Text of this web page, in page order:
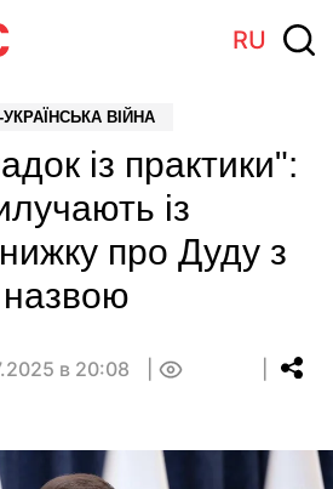
RU
ВІЙНА
із практики":
із
про Дуду з
в 20:08